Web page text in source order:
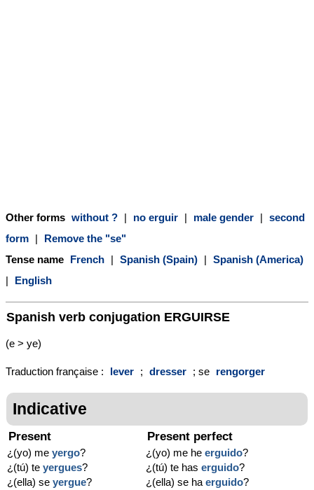
Other forms without ? | no erguir | male gender | second
form |
Remove the "se"
Tense name French | Spanish (Spain) | Spanish (America)
|
English
Spanish verb conjugation ERGUIRSE
(e > ye)
Traduction française : lever ; dresser ; se rengorger
Indicative
Present
¿(yo) me yergo?
¿(tú) te yergues?
¿(ella) se yergue?
Present perfect
¿(yo) me heerguido?
¿(tú) te haserguido?
¿(ella) se haerguido?